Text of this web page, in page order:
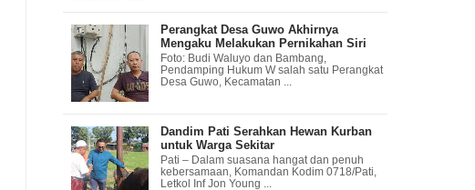
Perangkat Desa Guwo Akhirnya
Mengaku Melakukan Pernikahan Siri
Foto: Budi Waluyo dan Bambang,
Pendamping Hukum W salah satu Perangkat
Desa Guwo, Kecamatan ...
Dandim Pati Serahkan Hewan Kurban
untuk Warga Sekitar
Pati – Dalam suasana hangat dan penuh
kebersamaan, Komandan Kodim 0718/Pati,
Letkol Inf Jon Young ...